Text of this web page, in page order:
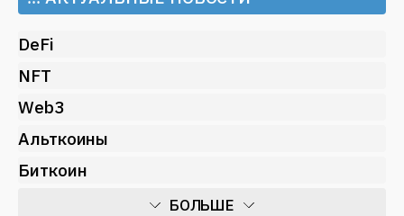
DeFi
NFT
Web3
Альткоины
Биткоин
БОЛЬШЕ